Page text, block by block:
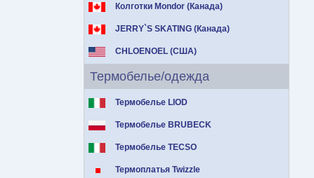
Колготки Mondor (Канада)
JERRY`S SKATING (Канада)
CHLOENOEL (США)
Термобелье/одежда
Термобелье LIOD
Термобелье BRUBECK
Термобелье TECSO
Термоплатья Twizzle